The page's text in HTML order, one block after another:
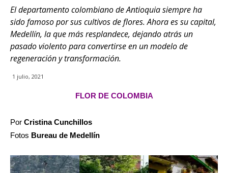
El departamento colombiano de Antioquia siempre ha
sido famoso por sus cultivos de flores. Ahora es su capital,
Medellín, la que más resplandece, dejando atrás un
pasado violento para convertirse en un modelo de
regeneración y transformación.
1 julio, 2021
FLOR DE COLOMBIA
Por Cristina Cunchillos
Fotos Bureau de Medellín